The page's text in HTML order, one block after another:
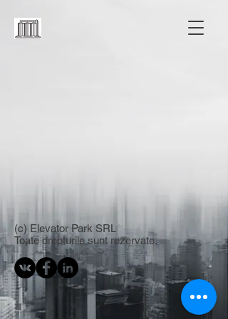
(c) Elevator Park SRL
Toate drepturile sunt rezervate.